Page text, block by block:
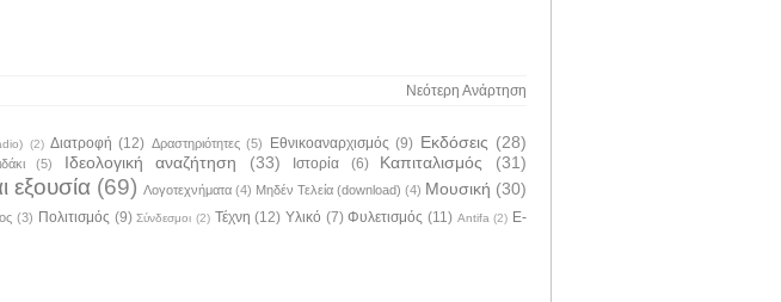
Νεότερη Ανάρτηση
(2) Διατροφή (12) Δραστηριότητες (5) Εθνικοαναρχισμός (9) Εκδόσεις (28)
(5) Ιδεολογική αναζήτηση (33) Ιστορία (6) Καπιταλισμός
(31)
εξουσία (69) Λογοτεχνήματα (4) Μηδέν Τελεία (download) (4) Μουσική (30)
(3) Πολιτισμός (9) Σύνδεσμοι (2) Τέχνη (12) Υλικό (7) Φυλετισμός (11) Antifa (2) E-